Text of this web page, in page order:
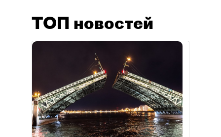
ТОП новостей